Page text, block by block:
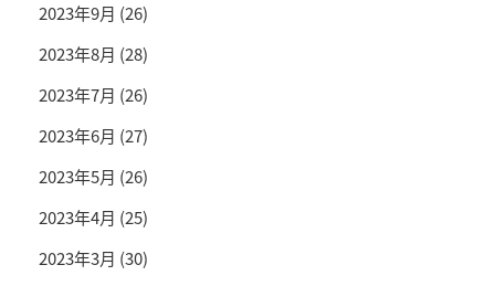
2023年9月 (26)
2023年8月 (28)
2023年7月 (26)
2023年6月 (27)
2023年5月 (26)
2023年4月 (25)
2023年3月 (30)